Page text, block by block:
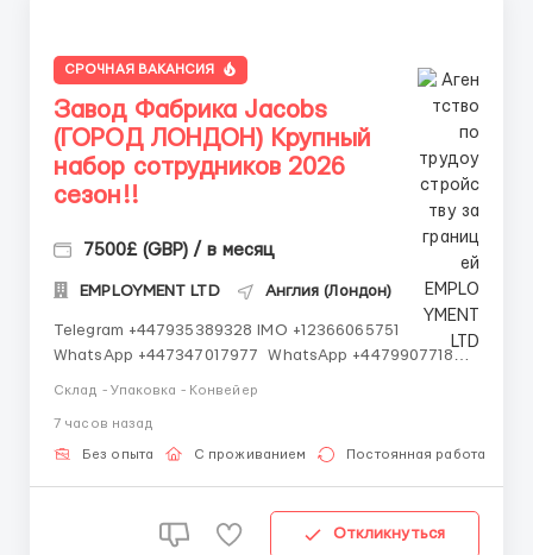
СРОЧНАЯ ВАКАНСИЯ
Завод Фабрика Jacobs
(ГОРОД ЛОНДОН) Крупный
набор сотрудников 2026
сезон!!
7500£ (GBP) / в месяц
EMPLOYMENT LTD Англия (Лондон)
Telegram +447935389328 IMO +12366065751
WhatsApp +447347017977 WhatsApp +447990771872
ВСЕ СТРАНЫ ВСЕ НАЦИИ СДЕЛАЙ СКРИНШОТ!
Telegram:@Vitali_Novikovs Telegram @Vitali...
Склад - Упаковка - Конвейер
7 часов назад
Без опыта С проживанием Постоянная работа
Откликнуться